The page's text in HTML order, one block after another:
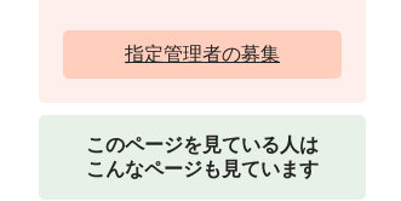
指定管理者の募集
このページを見ている人は
こんなページも見ています